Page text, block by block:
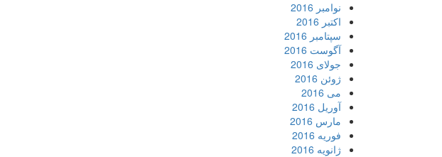
نوامبر 2016
اکتبر 2016
سپتامبر 2016
آگوست 2016
جولای 2016
ژوئن 2016
می 2016
آوریل 2016
مارس 2016
فوریه 2016
ژانویه 2016